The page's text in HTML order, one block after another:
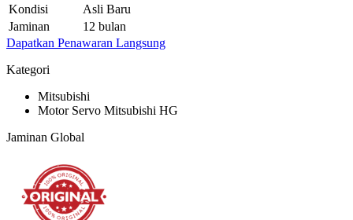
Kondisi
Asli Baru
Jaminan
12 bulan
Dapatkan Penawaran Langsung
Kategori
Mitsubishi
Motor Servo Mitsubishi HG
Jaminan Global